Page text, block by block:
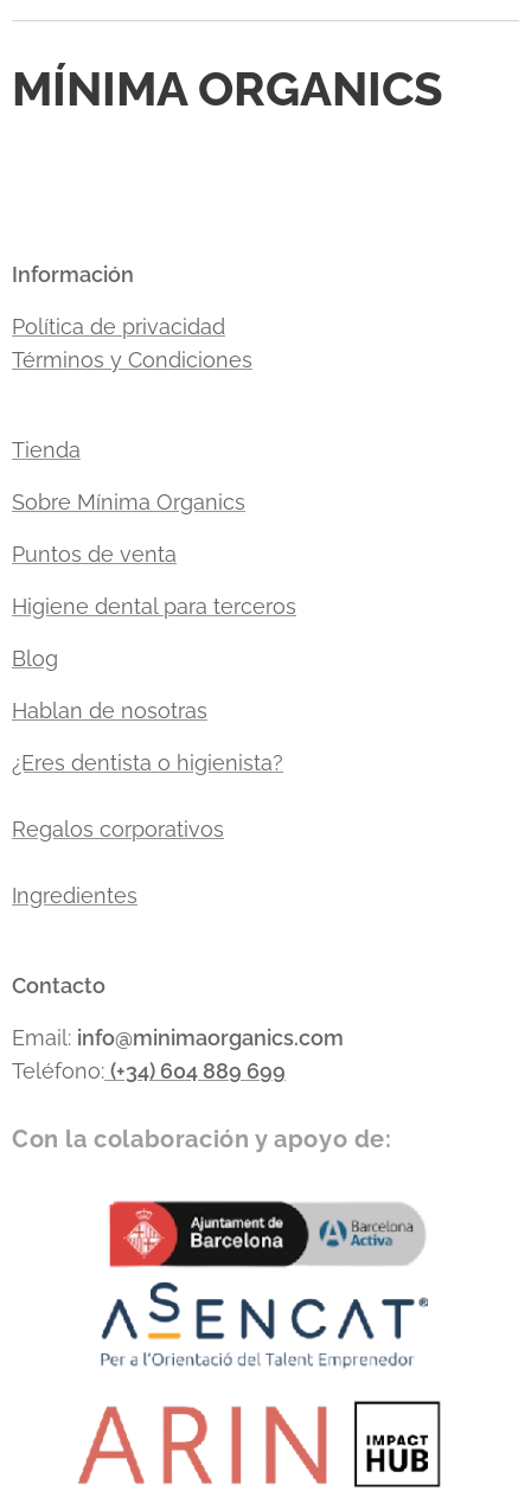
MÍNIMA ORGANICS
Información
Política de privacidad
Términos y Condiciones
Tienda
Sobre Mínima Organics
Puntos de venta
Higiene dental para terceros
Blog
Hablan de nosotras
¿Eres dentista o higienista?
Regalos corporativos
Ingredientes
Contacto
Email: info@minimaorganics.com
Teléfono: (+34) 604 889 699
Con la colaboración y apoyo de: